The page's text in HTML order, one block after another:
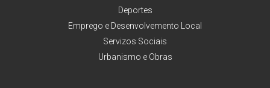
Deportes
Emprego e Desenvolvemento Local
Servizos Sociais
Urbanismo e Obras